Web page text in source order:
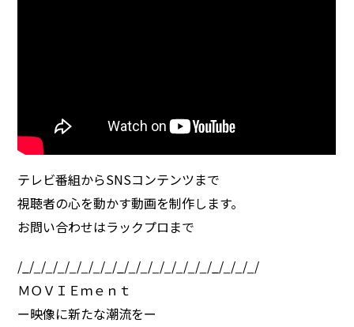
テレビ番組からSNSコンテンツまで
視聴者の心を動かす動画を制作します。
お問い合わせはラックプロまで
/_/ / / / / / / /_/ / / / / / / /_/ / / /
ＭＯＶＩＥｍｅｎｔ
ー映像に新たな潮流をー